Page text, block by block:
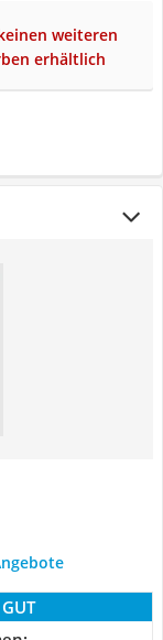
weiteren
erhältlich